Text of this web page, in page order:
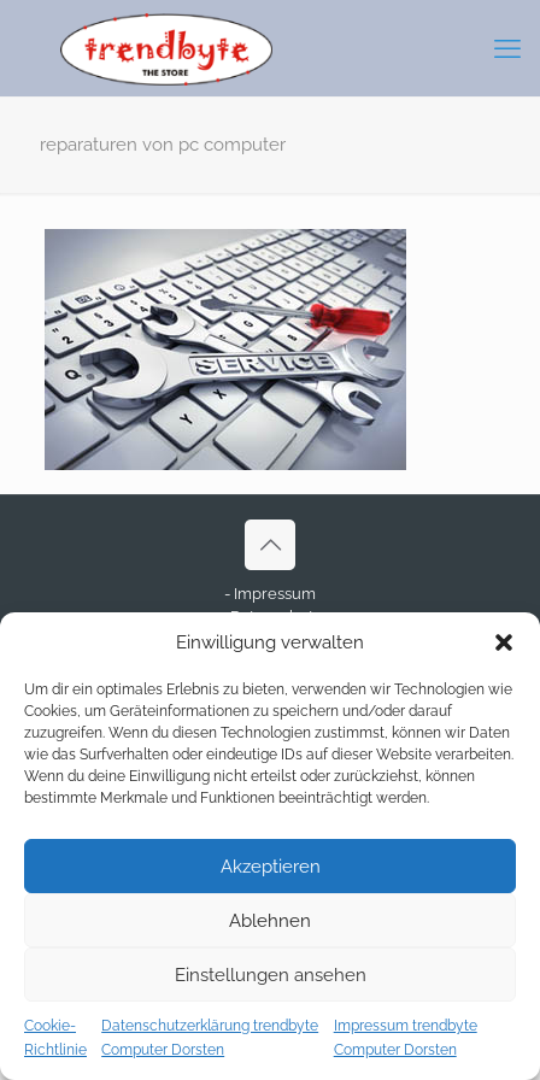
Einwilligung verwalten
Um dir ein optimales Erlebnis zu bieten, verwenden wir Technologien wie
Cookies, um Geräteinformationen zu speichern und/oder darauf
zuzugreifen. Wenn du diesen Technologien zustimmst, können wir Daten
wie das Surfverhalten oder eindeutige IDs auf dieser Website verarbeiten.
Wenn du deine Einwilligung nicht erteilst oder zurückziehst, können
bestimmte Merkmale und Funktionen beeinträchtigt werden.
Akzeptieren
Ablehnen
Einstellungen ansehen
Cookie-
Richtlinie
Datenschutzerklärung trendbyte
Computer Dorsten
Impressum trendbyte
Computer Dorsten
reparaturen von pc computer
- Impressum
- Datenschutz
- Disclaimer
© Copyright 2023 - trendbyte.de